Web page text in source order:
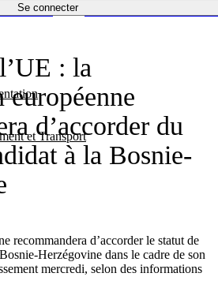
Se connecter
et Transport
Économie
: la
d’accorder du
à la Bosnie-
recommandera d’accorder le statut de
Herzégovine dans le cadre de son
mercredi, selon des informations